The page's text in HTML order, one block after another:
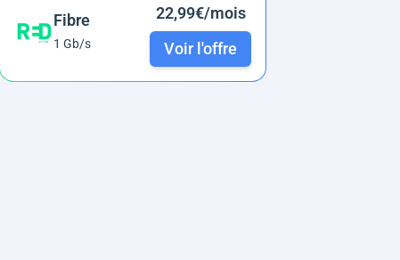
Fibre
1 Gb/s
22,99€/mois
Voir l'offre